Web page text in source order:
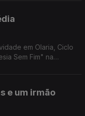
em Olaria, Ciclo
Sem Fim" na
e um irmão